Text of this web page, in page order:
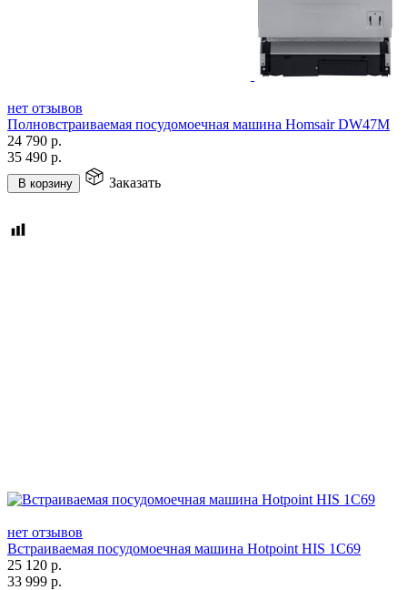
нет отзывов
Полновстраиваемая посудомоечная машина Homsair DW47M
24 790 р.
35 490 р.
В корзину Заказать
нет отзывов
Встраиваемая посудомоечная машина Hotpoint HIS 1C69
25 120 р.
33 999 р.